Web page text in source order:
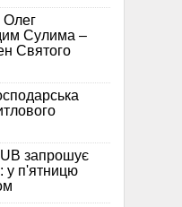
Олег
Сулима –
Святого
запрошує
у п'ятницю